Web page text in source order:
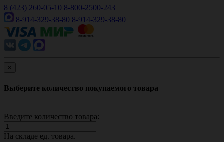
8 (423) 260-05-10 8-800-2500-243
8-914-329-38-80 8-914-329-38-80
×
Выберите количество покупаемого товара
Введите количество товара:
На складе ед. товара.